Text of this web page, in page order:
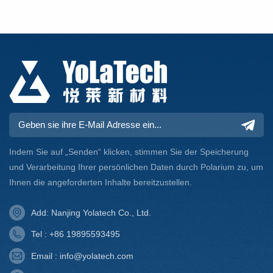
hochwirksam bei der
Wahrscheinlichkeit giftige
Gase. Es gilt als eine der
vielversprechendsten
Alternativen zu
Zukunft.
Indem Sie auf „Senden“ klicken, stimmen Sie der Speicherung
und Verarbeitung Ihrer persönlichen Daten durch Polarium zu, um
Ihnen die angeforderten Inhalte bereitzustellen.
Add: Nanjing Yolatech Co., Ltd.
Tel : +86 19895593495
Email : info@yolatech.com